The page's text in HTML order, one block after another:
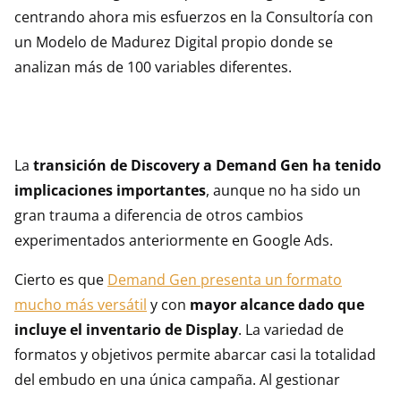
centrando ahora mis esfuerzos en la Consultoría con
un Modelo de Madurez Digital propio donde se
analizan más de 100 variables diferentes.
La transición de Discovery a Demand Gen ha tenido
implicaciones importantes, aunque no ha sido un
gran trauma a diferencia de otros cambios
experimentados anteriormente en Google Ads.
Cierto es que Demand Gen presenta un formato
mucho más versátil y con mayor alcance dado que
incluye el inventario de Display. La variedad de
formatos y objetivos permite abarcar casi la totalidad
del embudo en una única campaña. Al gestionar